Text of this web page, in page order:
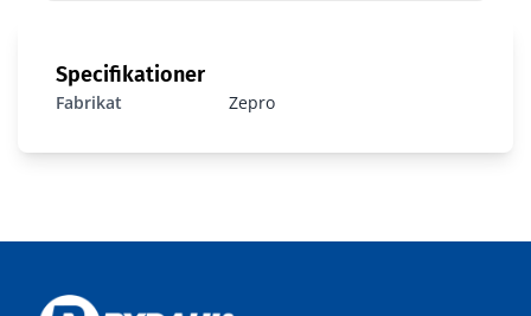
Specifikationer
Fabrikat Zepro